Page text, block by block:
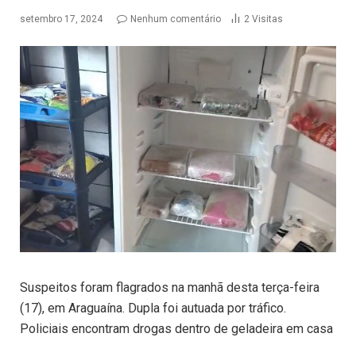
setembro 17, 2024 Nenhum comentário 2 Visitas
Suspeitos foram flagrados na manhã desta terça-feira
(17), em Araguaína. Dupla foi autuada por tráfico.
Policiais encontram drogas dentro de geladeira em casa